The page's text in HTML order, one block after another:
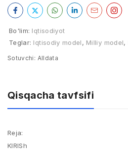
Bo'lim: Iqtisodiyot
Teglar: Iqtisodiy model, Milliy model,
Sotuvchi: Alldata
Qisqacha tavfsifi
Reja:
KIRISh